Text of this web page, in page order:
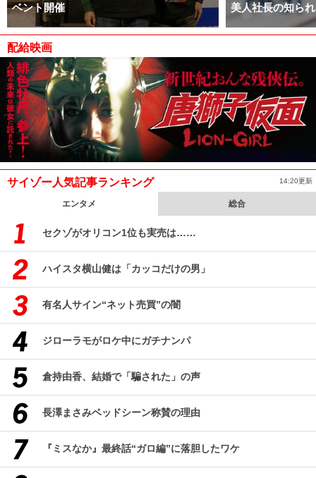
ベント開催
美人社長の知ら
配給映画
サイゾー人気記事ランキング 14:20更新
エンタメ 総合
セクゾがオリコン1位も実売は……
ハイスタ横山健は「カッコだけの男」
有名人サイン“ネット売買”の闇
ジローラモがロケ中にガチナンパ
倉持由香、結婚で「騙された」の声
長澤まさみベッドシーン称賛の理由
『ミスなか』最終話“ガロ編”に落胆したワケ